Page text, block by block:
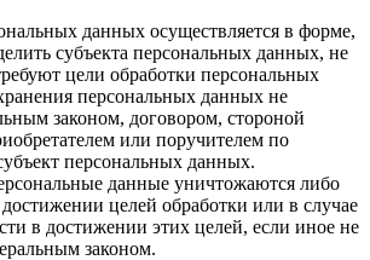
данных осуществляется в форме,
субъекта персональных данных, не
цели обработки персональных
персональных данных не
законом, договором, стороной
или поручителем по
персональных данных.
данные уничтожаются либо
целей обработки или в случае
в достижении этих целей, если иное не
законом.